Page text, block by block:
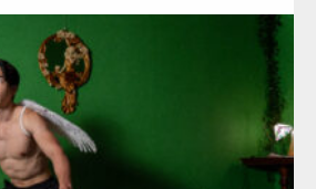
Update:2023.02.11
のマッチョ その他 姫路 (兵庫)